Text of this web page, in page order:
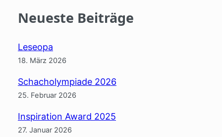
Neueste Beiträge
Leseopa
18. März 2026
Schacholympiade 2026
25. Februar 2026
Inspiration Award 2025
27. Januar 2026